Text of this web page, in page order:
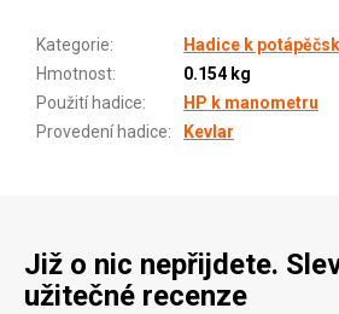
Kategorie:
Hadice k
Hmotnost:
0.154 kg
Použití hadice:
HP k manometru
Provedení hadice: Kevlar
Již o nic nepřijdete.
užitečné recenze